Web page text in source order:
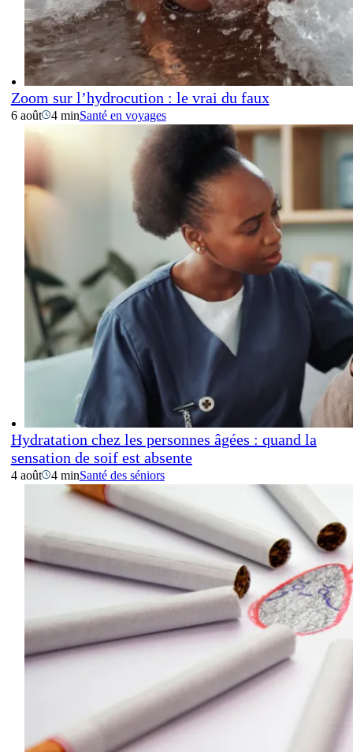
Zoom sur l’hydrocution : le vrai du faux
6 août 4 minSanté en voyages
Hydratation chez les personnes âgées : quand la
sensation de soif est absente
4 août 4 minSanté des séniors